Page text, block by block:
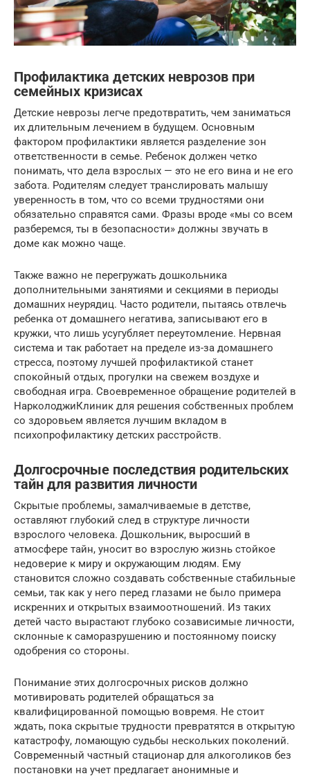
Профилактика детских неврозов при
семейных кризисах
Детские неврозы легче предотвратить, чем заниматься
их длительным лечением в будущем. Основным
фактором профилактики является разделение зон
ответственности в семье. Ребенок должен четко
понимать, что дела взрослых — это не его вина и не его
забота. Родителям следует транслировать малышу
уверенность в том, что со всеми трудностями они
обязательно справятся сами. Фразы вроде «мы со всем
разберемся, ты в безопасности» должны звучать в
доме как можно чаще.
Также важно не перегружать дошкольника
дополнительными занятиями и секциями в периоды
домашних неурядиц. Часто родители, пытаясь отвлечь
ребенка от домашнего негатива, записывают его в
кружки, что лишь усугубляет переутомление. Нервная
система и так работает на пределе из-за домашнего
стресса, поэтому лучшей профилактикой станет
спокойный отдых, прогулки на свежем воздухе и
свободная игра. Своевременное обращение родителей в
НарколоджиКлиник для решения собственных проблем
со здоровьем является лучшим вкладом в
психопрофилактику детских расстройств.
Долгосрочные последствия родительских
тайн для развития личности
Скрытые проблемы, замалчиваемые в детстве,
оставляют глубокий след в структуре личности
взрослого человека. Дошкольник, выросший в
атмосфере тайн, уносит во взрослую жизнь стойкое
недоверие к миру и окружающим людям. Ему
становится сложно создавать собственные стабильные
семьи, так как у него перед глазами не было примера
искренних и открытых взаимоотношений. Из таких
детей часто вырастают глубоко созависимые личности,
склонные к саморазрушению и постоянному поиску
одобрения со стороны.
Понимание этих долгосрочных рисков должно
мотивировать родителей обращаться за
квалифицированной помощью вовремя. Не стоит
ждать, пока скрытые трудности превратятся в открытую
катастрофу, ломающую судьбы нескольких поколений.
Современный частный стационар для алкоголиков без
постановки на учет предлагает анонимные и